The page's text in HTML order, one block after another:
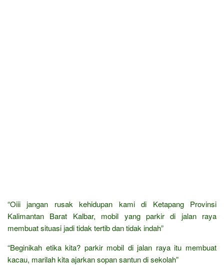
“Oiii jangan rusak kehidupan kami di Ketapang Provinsi
Kalimantan Barat Kalbar, mobil yang parkir di jalan raya
membuat situasi jadi tidak tertib dan tidak indah”
“Beginikah etika kita? parkir mobil di jalan raya itu membuat
kacau, marilah kita ajarkan sopan santun di sekolah”